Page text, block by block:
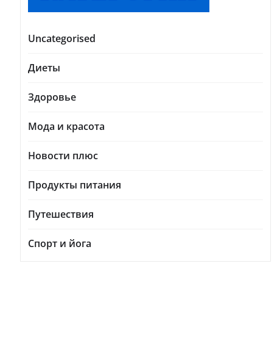
Uncategorised
Диеты
Здоровье
Мода и красота
Новости плюс
Продукты питания
Путешествия
Спорт и йога